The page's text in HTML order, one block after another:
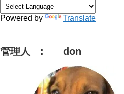
Powered by Translate
管理人 : don